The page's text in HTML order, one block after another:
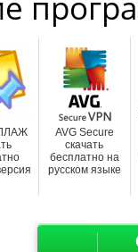
AVG Secure
скачать
бесплатно на
русском языке